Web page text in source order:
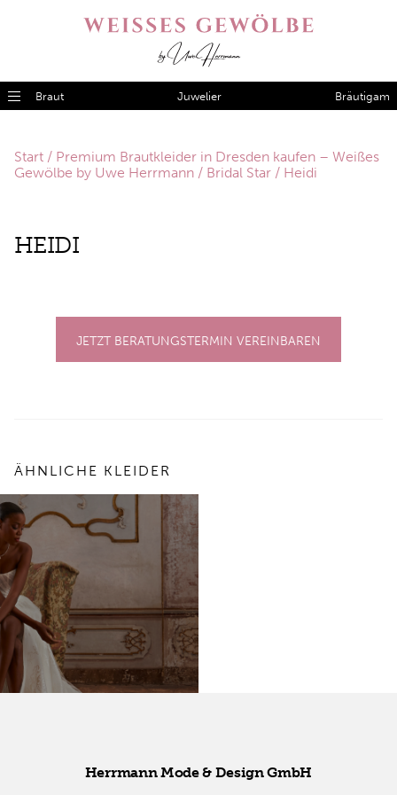
Braut Juwelier Bräutigam
Start / Premium Brautkleider in Dresden kaufen – Weißes
Gewölbe by Uwe Herrmann / Bridal Star / Heidi
HEI­DI
JETZT BERATUNGSTERMIN VEREINBAREN
ÄHNLICHE KLEIDER
Herr­mann Mode & De­sign GmbH